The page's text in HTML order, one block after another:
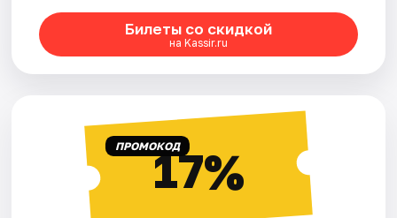
Билеты со скидкой
на Kassir.ru
ПРОМОКОД17%